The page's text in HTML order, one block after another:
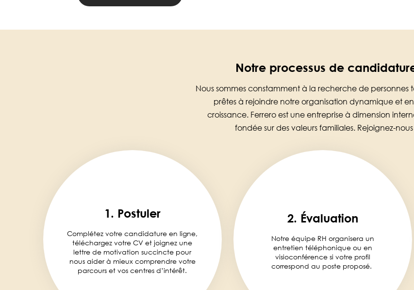
Notre processus de
Nous sommes constamment à la recherche de personnes
prêtes à rejoindre notre organisation dynamique et
croissance. Ferrero est une entreprise à dimension
fondée sur des valeurs familiales. Rejoignez-
1. Postuler
Complétez votre candidature en ligne,
téléchargez votre CV et joignez une
lettre de motivation succincte pour
nous aider à mieux comprendre votre
parcours et vos centres d’intérêt.
2. Évaluation
Notre équipe RH organisera un
entretien téléphonique ou en
visioconférence si votre profil
correspond au poste proposé.